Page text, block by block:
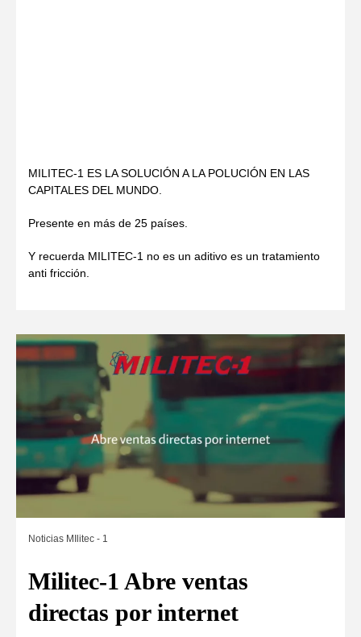
MILITEC-1 ES LA SOLUCIÓN A LA POLUCIÓN EN LAS
CAPITALES DEL MUNDO.
Presente en más de 25 países.
Y recuerda MILITEC-1 no es un aditivo es un tratamiento
anti fricción.
Noticias MIlitec - 1
Militec-1 Abre ventas
directas por internet